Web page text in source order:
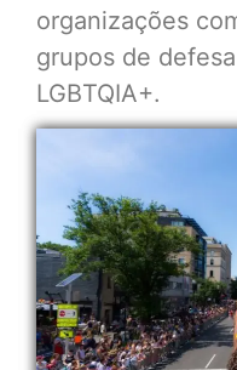
organizações
grupos de
LGBTQIA+.